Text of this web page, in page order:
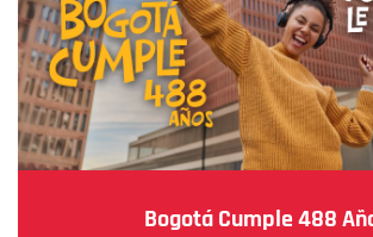
Bogotá Cumple 488